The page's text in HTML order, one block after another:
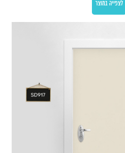
לצפייה במוצר